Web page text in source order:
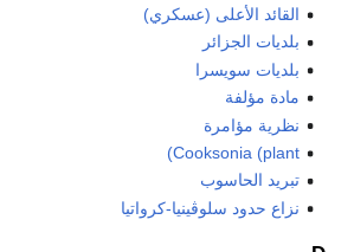
القائد الأعلى (عسكري)
بلديات الجزائر
بلديات سويسرا
مادة مؤلفة
نظرية مؤامرة
Cooksonia (plant)
تبريد الحاسوب
نزاع حدود سلوڤينيا-كرواتيا